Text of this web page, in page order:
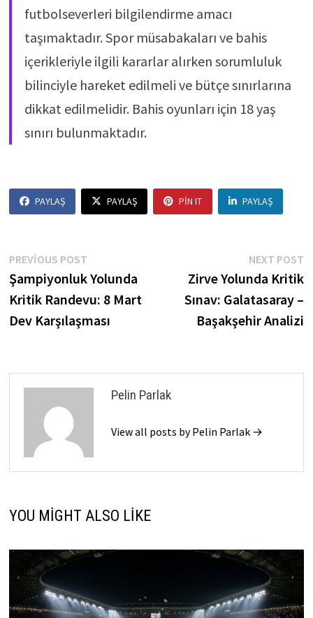
futbolseverleri bilgilendirme amacı
taşımaktadır. Spor müsabakaları ve bahis
içerikleriyle ilgili kararlar alırken sorumluluk
bilinciyle hareket edilmeli ve bütçe sınırlarına
dikkat edilmelidir. Bahis oyunları için 18 yaş
sınırı bulunmaktadır.
PAYLAŞ PAYLAŞ PIN IT PAYLAŞ
Yazı
gezinmesi
PREVIOUS POSTPrevious
post:
Şampiyonluk Yolunda
Kritik Randevu: 8 Mart
Dev Karşılaşması
NEXT POST
Zirve Yolunda Kritik
Sınav: Galatasaray –
Başakşehir Analizi
Pelin Parlak
View all posts by Pelin Parlak →
YOU MIGHT ALSO LIKE